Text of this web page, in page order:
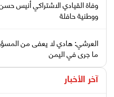
وفاة القيادي الاشتراكي أنيس
ووطنية حافلة
العرشي: هادي لا يعفى من
ما جرى في اليمن
آخر الأخبار